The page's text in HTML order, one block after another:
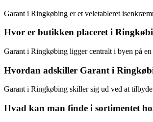
Garant i Ringkøbing er et veletableret
Hvor er butikken placeret i
Garant i Ringkøbing ligger centralt i byen på
Hvordan adskiller Garant i
Garant i Ringkøbing skiller sig ud ved at
Hvad kan man finde i sortimentet